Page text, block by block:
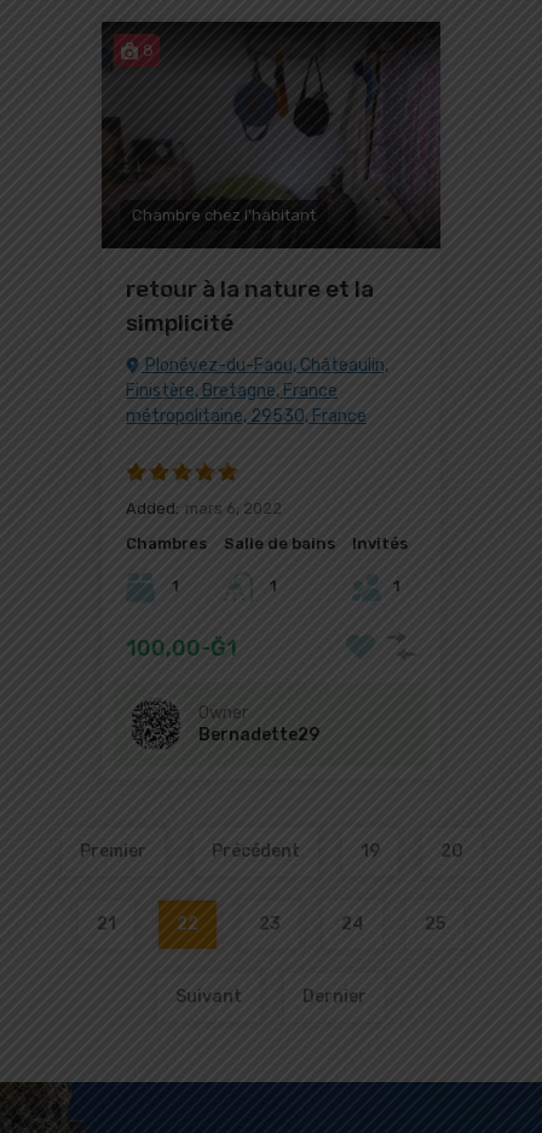
8
Chambre chez l'habitant
retour à la nature et la
simplicité
Plonévez-du-Faou, Châteaulin,
Finistère, Bretagne, France
métropolitaine, 29530, France
Added: mars 6, 2022
Chambres
1
Salle de bains
1
Invités
1
100,00-Ğ1
Owner
Bernadette29
Premier Précédent 19 20
21 22 23 24 25
Suivant Dernier